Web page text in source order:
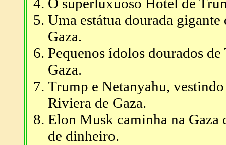
Uma estátua dourada
Gaza.
Pequenos ídolos dourados
Gaza.
Trump e Netanyahu,
Riviera de Gaza.
Elon Musk caminha na Gaza
de dinheiro.